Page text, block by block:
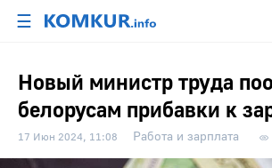
☰
Новый министр труда
белорусам прибавки к
17 Июн 2024, 11:08 Работа и зарплата